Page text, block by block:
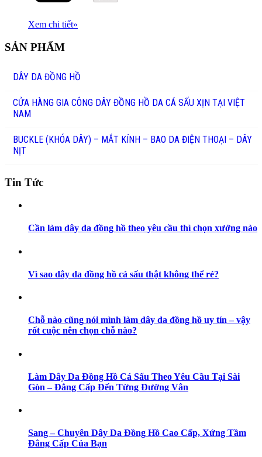
Xem chi tiết»
SẢN PHẨM
DÂY DA ĐỒNG HỒ
CỬA HÀNG GIA CÔNG DÂY ĐỒNG HỒ DA CÁ SẤU XỊN TẠI VIỆT
NAM
BUCKLE (KHÓA DÂY) – MẮT KÍNH – BAO DA ĐIỆN THOẠI – DÂY
NỊT
Tin Tức
Cần làm dây da đồng hồ theo yêu cầu thì chọn xưởng nào
Vì sao dây da đồng hồ cá sấu thật không thể rẻ?
Chỗ nào cũng nói mình làm dây da đồng hồ uy tín – vậy
rốt cuộc nên chọn chỗ nào?
Làm Dây Da Đồng Hồ Cá Sấu Theo Yêu Cầu Tại Sài
Gòn – Đẳng Cấp Đến Từng Đường Vân
Sang – Chuyên Dây Da Đồng Hồ Cao Cấp, Xứng Tầm
Đẳng Cấp Của Bạn